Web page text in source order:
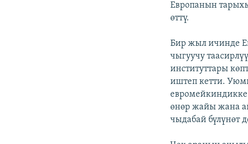
Европанын
өттү.
Бир жыл ичинде
чыгуучу
институттары
иштеп кетти.
өнөр жайы жана
чыдабай бүлүнөт